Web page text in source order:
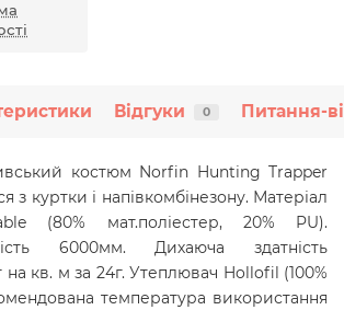
Відгуки 0 Питання-
костюм Norfin Hunting Trapper
з куртки і напівкомбінезону. Матеріал
(80% мат.поліестер, 20% PU).
6000мм. Дихаюча здатність
на кв. м за 24г. Утеплювач Hollofil (100%
температура використання